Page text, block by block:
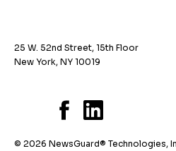
25 W. 52nd Street, 15th Floor
New York, NY 10019
© 2026 NewsGuard® Technologies,